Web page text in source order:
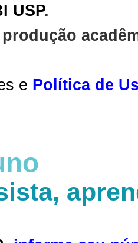
USP.
produção
e Política de